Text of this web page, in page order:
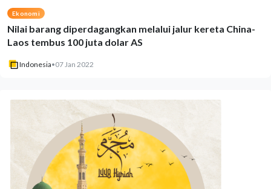
Ekonomi
Nilai barang diperdagangkan melalui jalur kereta China-
Laos tembus 100 juta dolar AS
Indonesia•07 Jan 2022